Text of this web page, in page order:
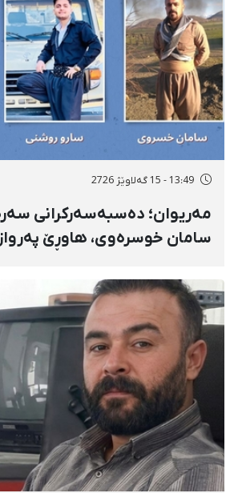
13:49 - 15 گەلاوێژ 2726
مەریوان؛ دەسبەسەرکرانی
سامان خوسرەوی، هاوڕێ
گواستنەوەیان بۆ شوێنێکی نادیار